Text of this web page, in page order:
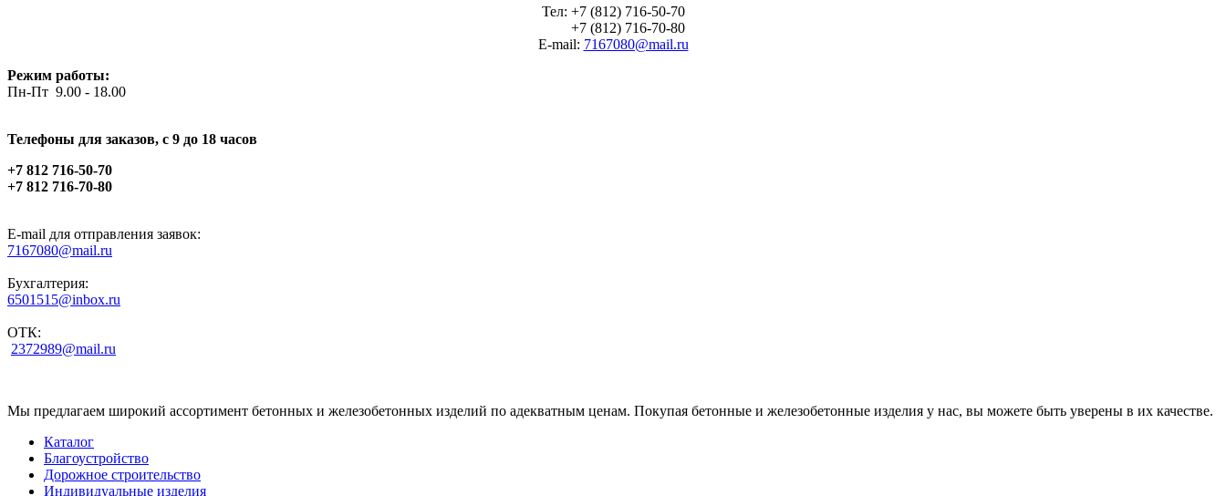
Тел: +7 (812) 716-50-70
+7 (812) 716-70-80
E-mail: 7167080@mail.ru
Режим работы:
Пн-Пт 9.00 - 18.00
Телефоны для заказов, c 9 до 18 часов
+7 812 716-50-70
+7 812 716-70-80
E-mail для отправления заявок:
7167080@mail.ru
Бухгалтерия:
6501515@inbox.ru
ОТК:
2372989@mail.ru
Мы предлагаем широкий ассортимент бетонных и железобетонных изделий по адекватным ценам. Покупая бетонные и железобетонные изделия у нас, вы можете быть уверены в их качестве.
Каталог
Благоустройство
Дорожное строительство
Индивидуальные изделия